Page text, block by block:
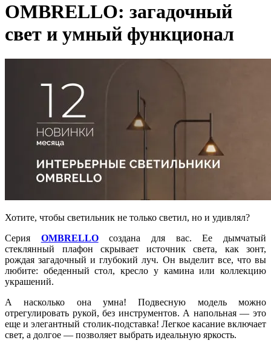
OMBRELLO: загадочный
свет и умный функционал
Хотите, чтобы светильник не только светил, но и удивлял?
Серия OMBRELLOсоздана для вас. Ее дымчатый
стеклянный плафон скрывает источник света, как зонт,
рождая загадочный и глубокий луч. Он выделит все, что вы
любите: обеденный стол, кресло у камина или коллекцию
украшений.
А насколько она умна! Подвесную модель можно
отрегулировать рукой, без инструментов. А напольная — это
еще и элегантный столик-подставка! Легкое касание включает
свет, а долгое — позволяет выбрать идеальную яркость.